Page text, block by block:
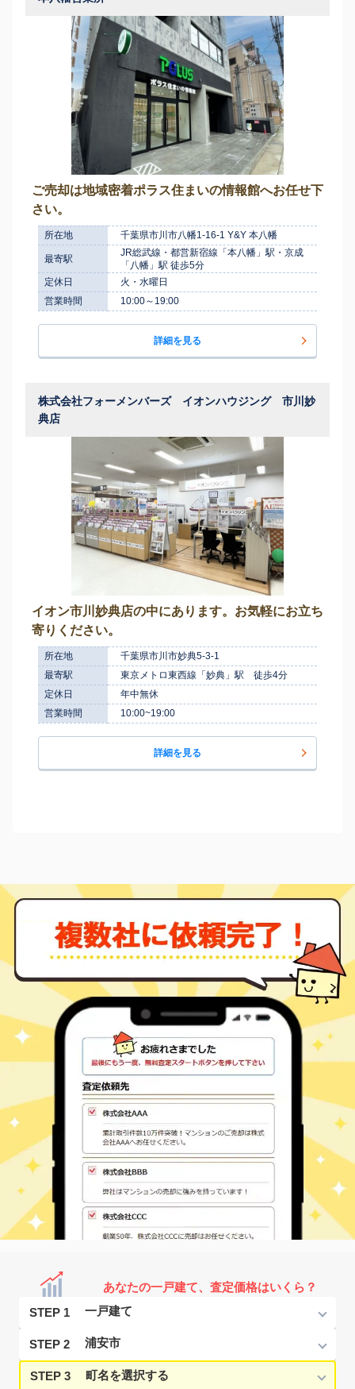
ご売却は地域密着ポラス住まいの情報館へお任せ下
さい。
所在地 千葉県市川市八幡1-16-1 Y&Y 本八幡
最寄駅
JR総武線・都営新宿線「本八幡」駅・京成
「八幡」駅 徒歩5分
定休日
火・水曜日
営業時間
10:00～19:00
詳細を見る
株式会社フォーメンバーズ イオンハウジング 市川妙
典店
イオン市川妙典店の中にあります。お気軽にお立ち
寄りください。
所在地
千葉県市川市妙典5-3-1
最寄駅
東京メトロ東西線「妙典」駅 徒歩4分
定休日
年中無休
営業時間
10:00~19:00
詳細を見る
あなたの一戸建て、査定価格はいくら？
STEP 1
STEP 2
STEP 3